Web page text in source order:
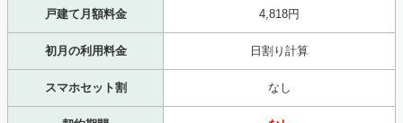
戸建て月額料金 4,818円
初月の利用料金 日割り計算
スマホセット割 なし